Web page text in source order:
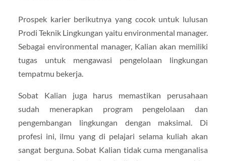
Prospek karier berikutnya yang cocok untuk lulusan
Prodi Teknik Lingkungan yaitu environmental manager.
Sebagai environmental manager, Kalian akan memiliki
tugas untuk mengawasi pengelolaan lingkungan
tempatmu bekerja.
Sobat Kalian juga harus memastikan perusahaan
sudah menerapkan program pengelolaan dan
pengembangan lingkungan dengan maksimal. Di
profesi ini, ilmu yang di pelajari selama kuliah akan
sangat berguna. Sobat Kalian tidak cuma menganalisa